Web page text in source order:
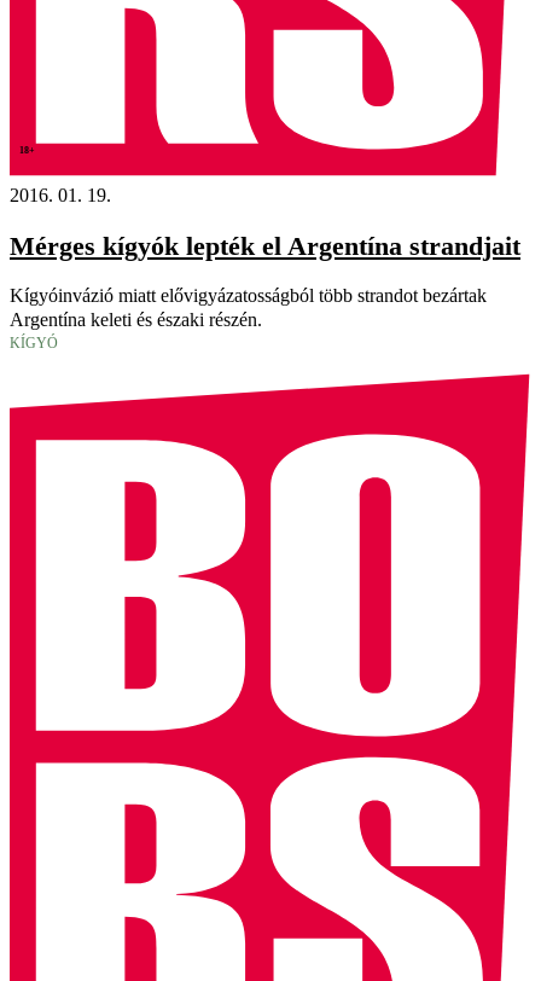
18+
2016. 01. 19.
Mérges kígyók lepték el Argentína strandjait
Kígyóinvázió miatt elővigyázatosságból több strandot bezártak
Argentína keleti és északi részén.
KÍGYÓ